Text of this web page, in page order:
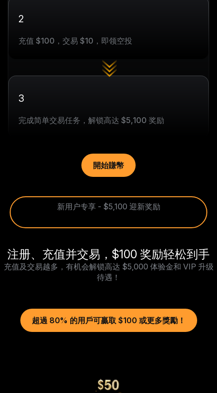
2
充值 $100，交易 $10，即领空投
3
完成简单交易任务，解锁高达 $5,100 奖励
開始賺幣
新用户专享 - $5,100 迎新奖励
注册、充值并交易，$100 奖励轻松到手
充值及交易越多，有机会解锁高达 $5,000 体验金和 VIP 升级
待遇！
超過 80% 的用戶可贏取 $100 或更多獎勵！